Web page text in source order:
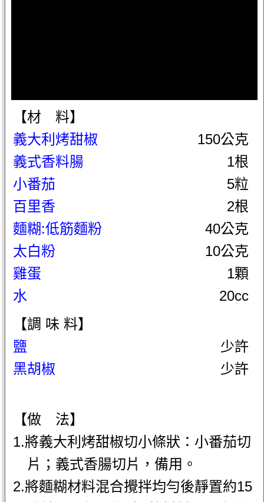
【材 料】
義大利烤甜椒
150公克
義式香料腸
1根
小番茄
5粒
百里香
2根
麵糊:低筋麵粉
40公克
太白粉
10公克
雞蛋
1顆
水
20cc
【調 味 料】
鹽
少許
黑胡椒
少許
【做 法】
1.將義大利烤甜椒切小條狀：小番茄切
片；義式香腸切片，備用。
2.將麵糊材料混合攪拌均勻後靜置約15